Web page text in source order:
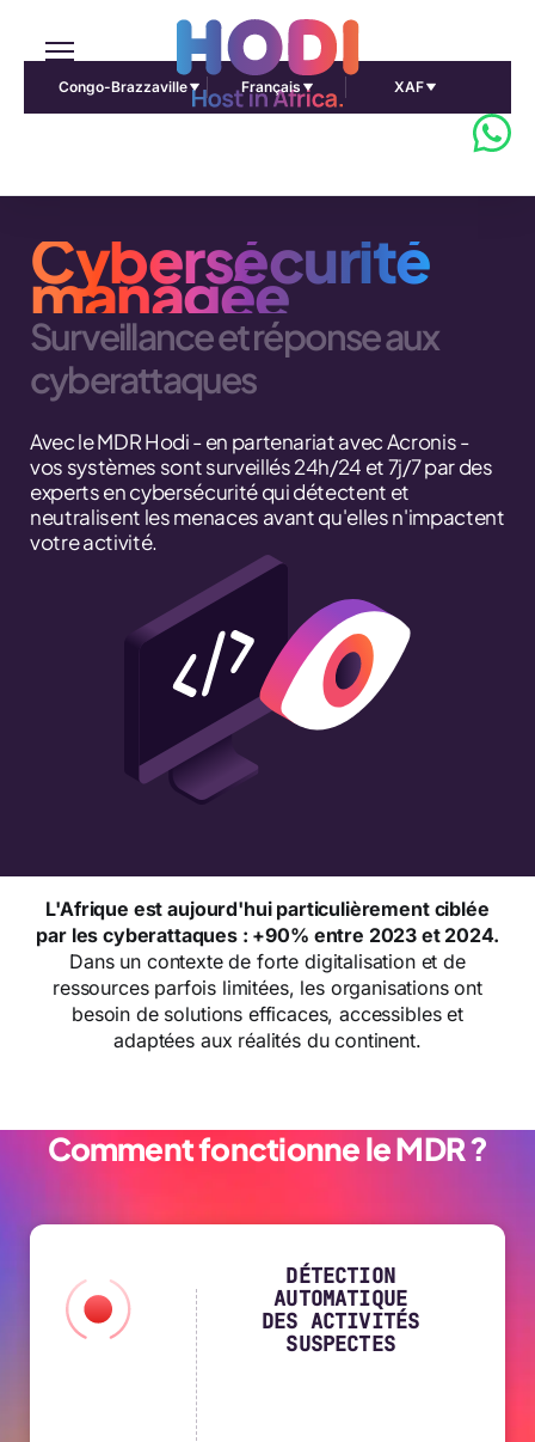
Congo-Brazzaville Français XAF
Cybersécurité
managée
Surveillance et réponse aux
cyberattaques
Avec le MDR Hodi - en partenariat avec Acronis -
vos systèmes sont surveillés 24h/24 et 7j/7 par des
experts en cybersécurité qui détectent et
neutralisent les menaces avant qu'elles n'impactent
votre activité.
L'Afrique est aujourd'hui particulièrement ciblée
par les cyberattaques : +90% entre 2023 et 2024.
Dans un contexte de forte digitalisation et de
ressources parfois limitées, les organisations ont
besoin de solutions efficaces, accessibles et
adaptées aux réalités du continent.
Comment fonctionne le MDR ?
DÉTECTION
AUTOMATIQUE
DES ACTIVITÉS
SUSPECTES